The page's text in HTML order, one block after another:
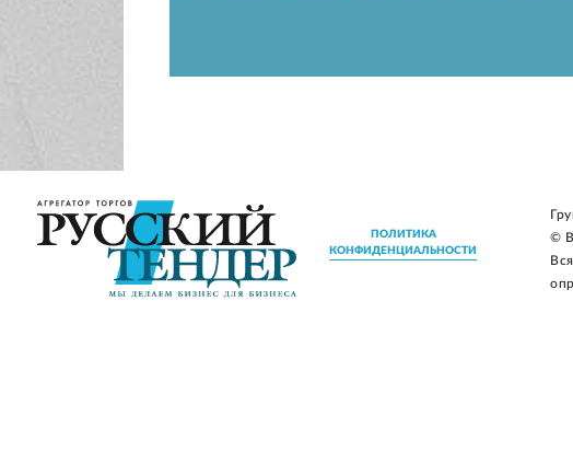
ПОЛИТИКА
КОНФИДЕНЦИАЛЬНОСТИ
©